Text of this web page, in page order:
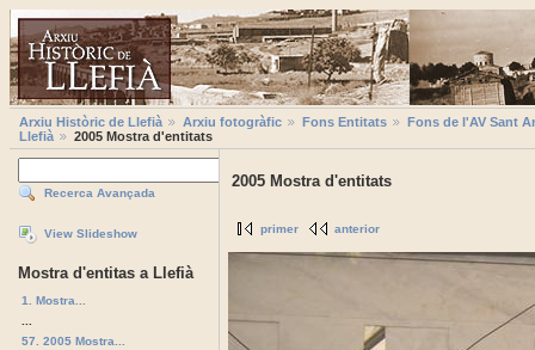
Arxiu Històric de Llefià Arxiu fotogràfic Fons Entitats
Fons de l'AV Sant
Llefià
2005 Mostra d'entitats
Recerca Avançada
View Slideshow
Mostra d'entitas a Llefià
1. Mostra...
57. 2005 Mostra...
2005 Mostra d'entitats
primer anterior